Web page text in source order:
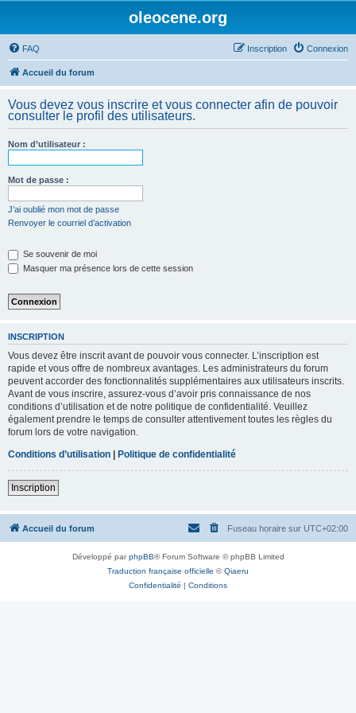
oleocene.org
FAQ Connexion
Inscription
Accueil du forum
Vous devez vous inscrire et vous connecter afin de pouvoir
consulter le profil des utilisateurs.
Nom d’utilisateur :
Mot de passe :
J’ai oublié mon mot de passe
Renvoyer le courriel d’activation
Se souvenir de moi
Masquer ma présence lors de cette session
INSCRIPTION
Vous devez être inscrit avant de pouvoir vous connecter. L’inscription est
rapide et vous offre de nombreux avantages. Les administrateurs du forum
peuvent accorder des fonctionnalités supplémentaires aux utilisateurs inscrits.
Avant de vous inscrire, assurez-vous d’avoir pris connaissance de nos
conditions d’utilisation et de notre politique de confidentialité. Veuillez
également prendre le temps de consulter attentivement toutes les règles du
forum lors de votre navigation.
Conditions d’utilisation | Politique de confidentialité
Inscription
Accueil du forum Fuseau horaire sur UTC+02:00
Développé parphpBB® Forum Software © phpBB Limited
Traduction française officielle ©Qiaeru
Confidentialité | Conditions